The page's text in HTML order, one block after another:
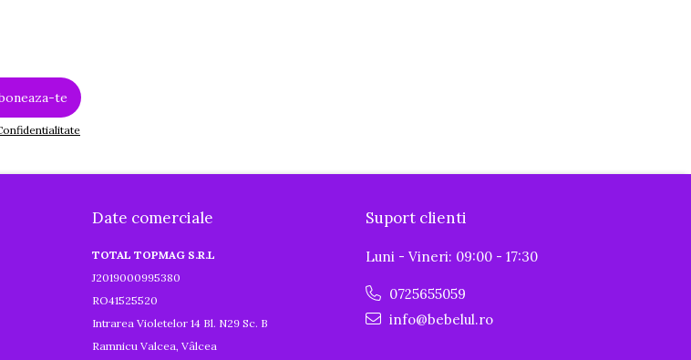
Date comerciale
TOTAL TOPMAG S.R.L
J2019000995380
RO41525520
Intrarea Violetelor 14 Bl. N29 Sc. B
Ramnicu Valcea, Vâlcea
Suport clienti
Luni - Vineri: 09:00 - 17:30
0725655059
info@bebelul.ro